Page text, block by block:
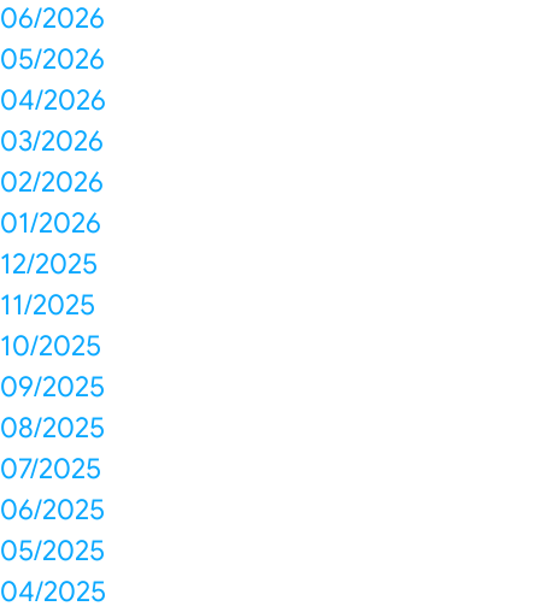
06/2026
05/2026
04/2026
03/2026
02/2026
01/2026
12/2025
11/2025
10/2025
09/2025
08/2025
07/2025
06/2025
05/2025
04/2025